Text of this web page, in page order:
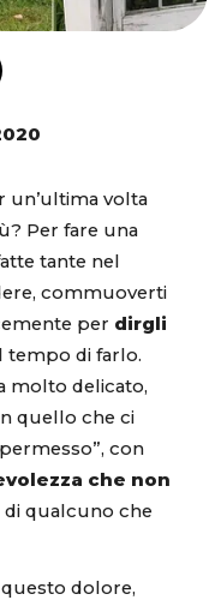
un’ultima volta
Per fare una
tante nel
commuoverti
per dirgli
tempo di farlo.
molto delicato,
quello che ci
con
che non
di qualcuno che
dolore,